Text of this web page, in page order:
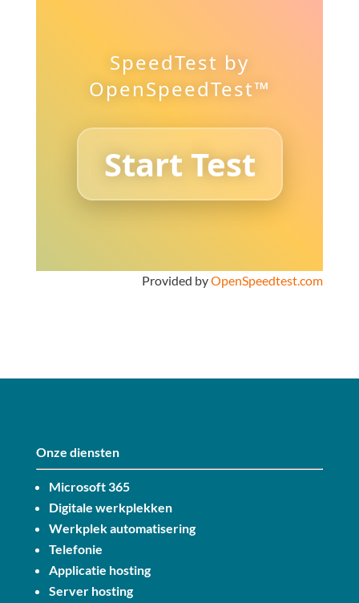
Provided byOpenSpeedtest.com
Onze diensten
Microsoft 365
Digitale werkplekken
Werkplek automatisering
Telefonie
Applicatie hosting
Server hosting